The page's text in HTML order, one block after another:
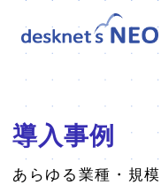
クラウド版の特長
クラウド版・
全文検索シス
連携ツール
パッケージ版ラ
導入事例
あらゆる業種・規